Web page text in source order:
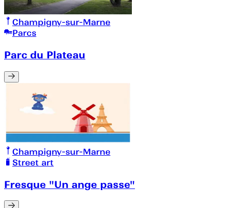
Champigny-sur-Marne
Parcs
Parc du Plateau
Champigny-sur-Marne
Street art
Fresque "Un ange passe"